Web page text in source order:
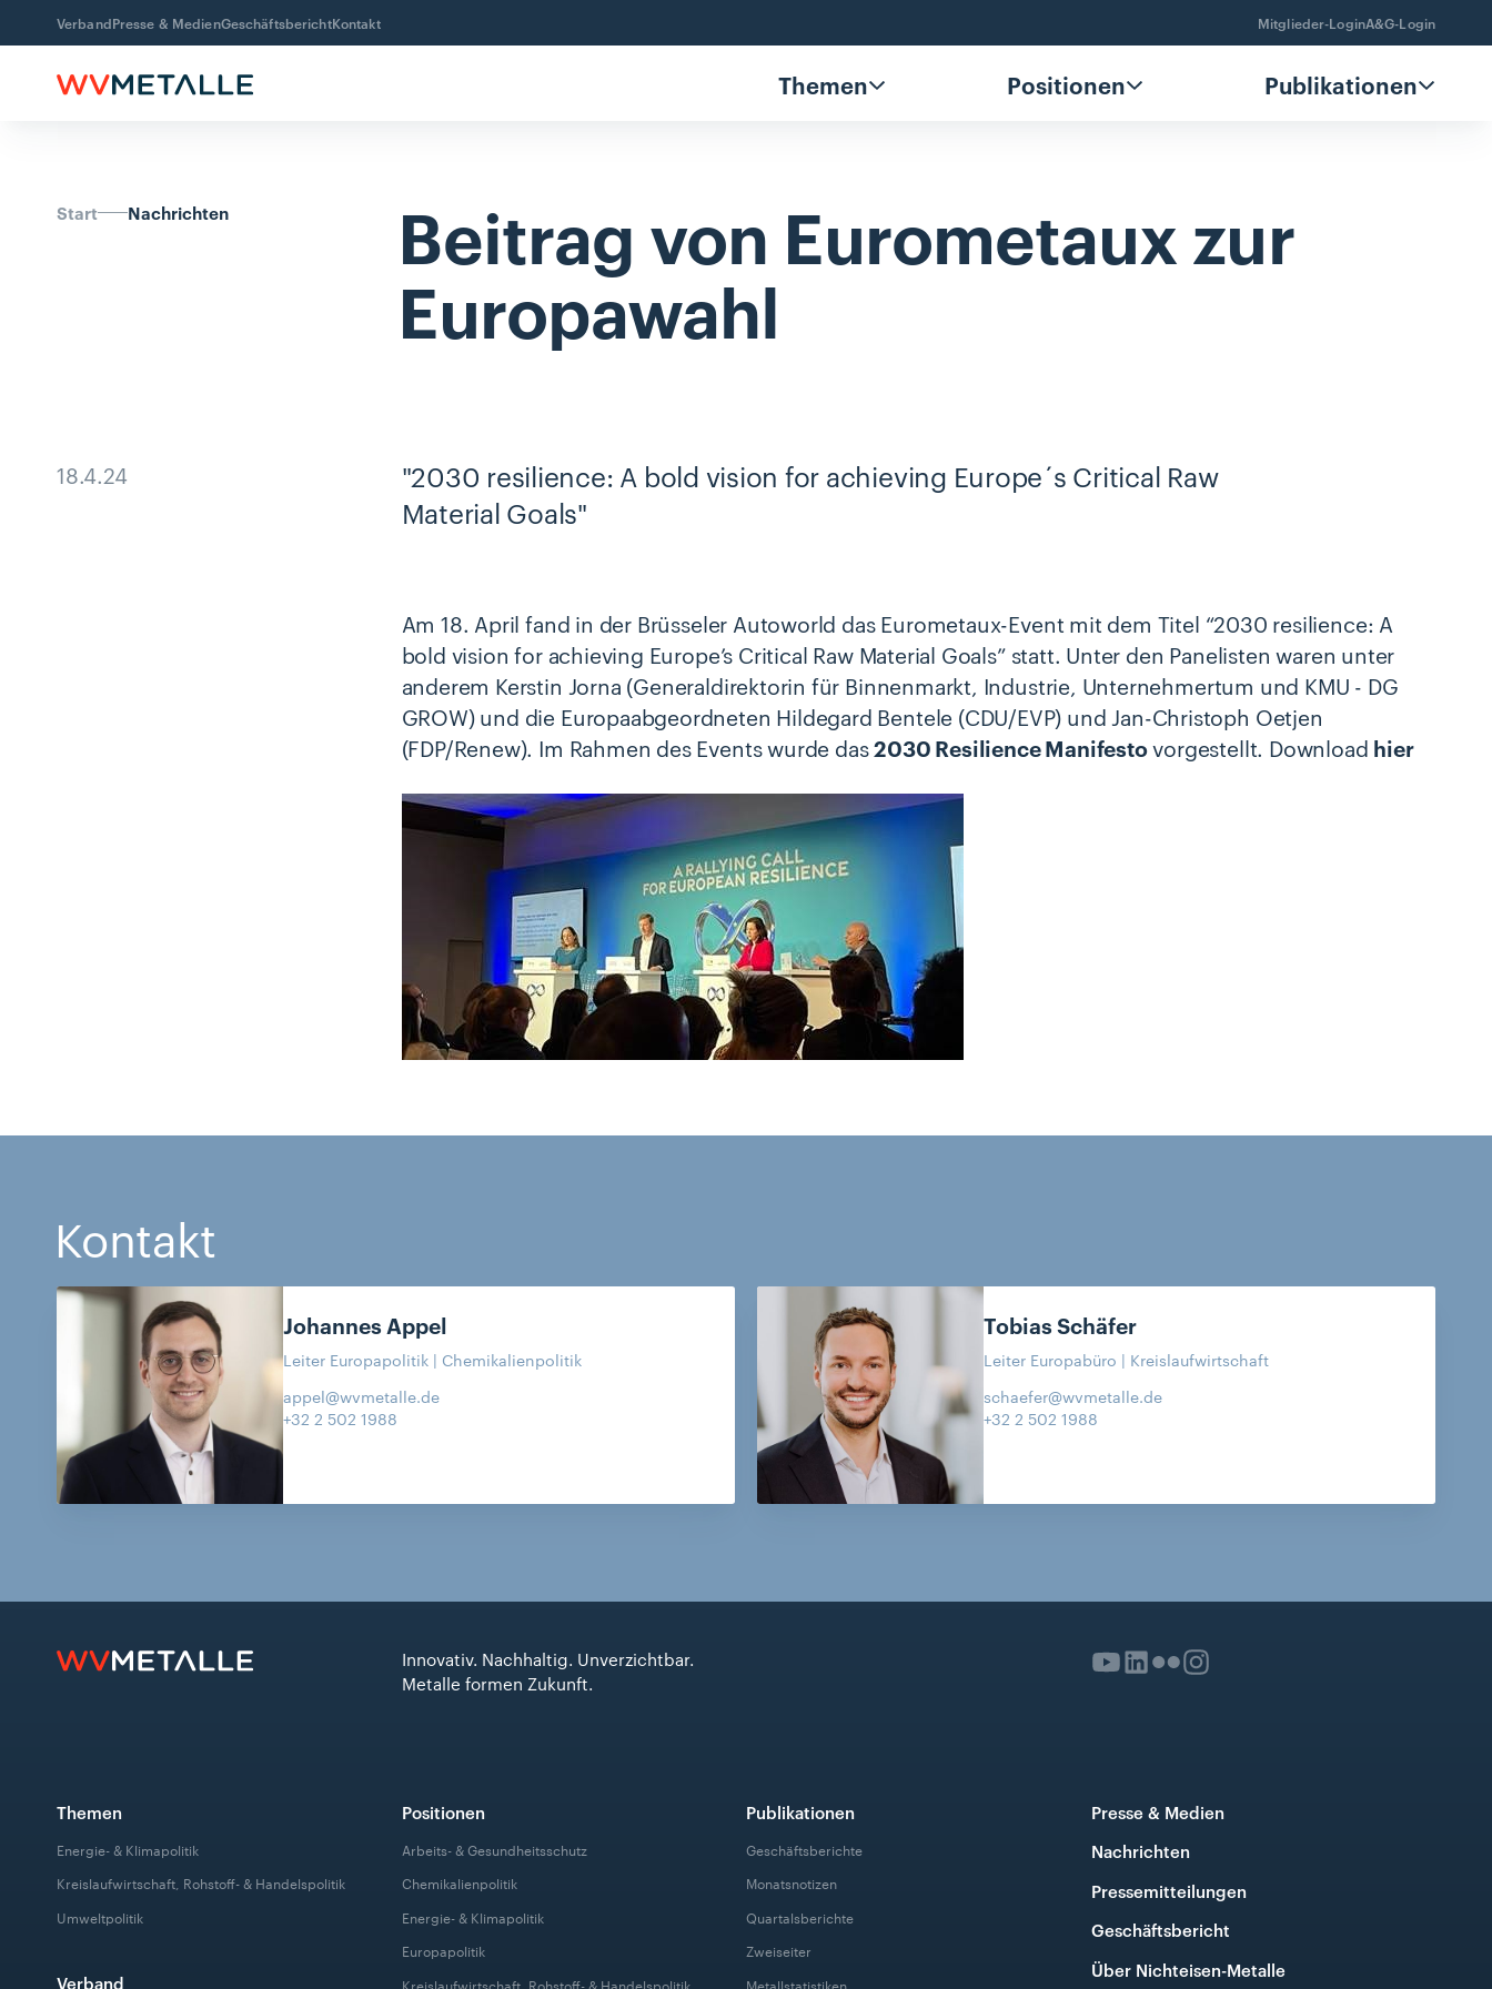
VerbandPresse & MedienGeschäftsberichtKontakt Mitglieder-LoginA&G-Login
Themen Positionen Publikationen
Start Nachrichten Beitrag von Eurometaux zur
Europawahl
18.4.24
"2030 resilience: A bold vision for achieving Europe´s Critical Raw
Material Goals"
Am 18. April fand in der Brüsseler Autoworld das Eurometaux-Event mit dem Titel “2030 resilience: A
bold vision for achieving Europe’s Critical Raw Material Goals” statt. Unter den Panelisten waren unter
anderem Kerstin Jorna (Generaldirektorin für Binnenmarkt, Industrie, Unternehmertum und KMU - DG
GROW) und die Europaabgeordneten Hildegard Bentele (CDU/EVP) und Jan-Christoph Oetjen
(FDP/Renew). Im Rahmen des Events wurde das2030 Resilience Manifestovorgestellt. Download hier
Kontakt
Johannes Appel
Leiter Europapolitik | Chemikalienpolitik
appel@wvmetalle.de
+32 2 502 1988
TobiasSchäfer
Leiter Europabüro | Kreislaufwirtschaft
schaefer@wvmetalle.de
+32 2 502 1988
Innovativ. Nachhaltig. Unverzichtbar.
Metalle formen Zukunft.
Themen
Energie- & Klimapolitik
Kreislaufwirtschaft, Rohstoff- & Handelspolitik
Umweltpolitik
Verband
Positionen
Arbeits- & Gesundheitsschutz
Chemikalienpolitik
Energie- & Klimapolitik
Europapolitik
Kreislaufwirtschaft, Rohstoff- & Handelspolitik
Publikationen
Geschäftsberichte
Monatsnotizen
Quartalsberichte
Zweiseiter
Metallstatistiken
Presse & Medien
Nachrichten
Pressemitteilungen
Geschäftsbericht
Über Nichteisen-Metalle